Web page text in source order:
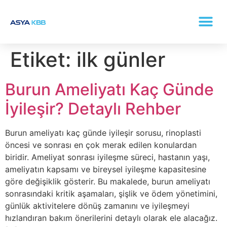
Etiket: ilk günler
Burun Ameliyatı Kaç Günde
İyileşir? Detaylı Rehber
Burun ameliyatı kaç günde iyileşir sorusu, rinoplasti
öncesi ve sonrası en çok merak edilen konulardan
biridir. Ameliyat sonrası iyileşme süreci, hastanın yaşı,
ameliyatın kapsamı ve bireysel iyileşme kapasitesine
göre değişiklik gösterir. Bu makalede, burun ameliyatı
sonrasındaki kritik aşamaları, şişlik ve ödem yönetimini,
günlük aktivitelere dönüş zamanını ve iyileşmeyi
hızlandıran bakım önerilerini detaylı olarak ele alacağız.